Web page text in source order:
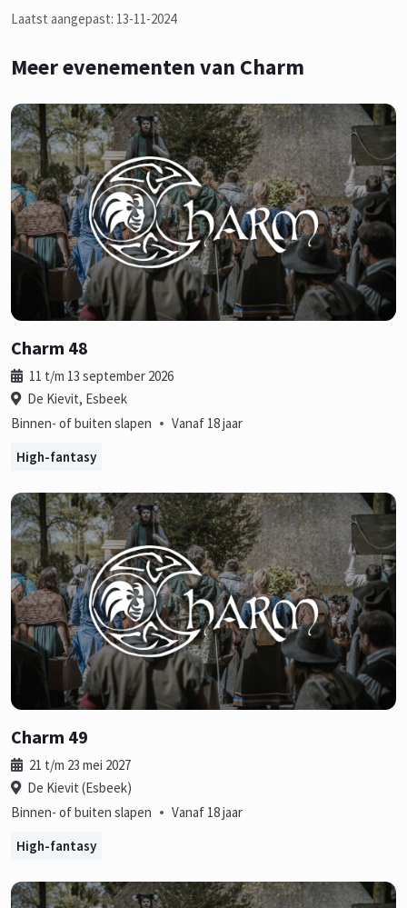
Laatst aangepast: 13-11-2024
Meer evenementen van Charm
Charm 48
11 t/m 13 september 2026
De Kievit, Esbeek
Binnen- of buiten slapen • Vanaf 18 jaar
High-fantasy
Charm 49
21 t/m 23 mei 2027
De Kievit (Esbeek)
Binnen- of buiten slapen • Vanaf 18 jaar
High-fantasy